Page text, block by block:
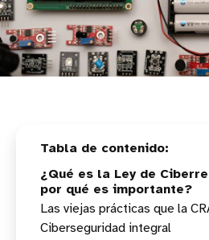
¿Qué es la Ley de
por qué es importante?
Las viejas prácticas que la
Se acabó eludir
Ciberseguridad integral